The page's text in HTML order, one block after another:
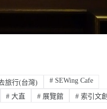
旅行(台灣) #SEWing Cafe
# 大直 # 展覽館 # 索引文創